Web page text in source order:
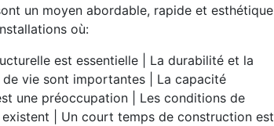
un moyen abordable, rapide et esthétique
où:
est essentielle | La durabilité et la
de vie sont importantes | La capacité
une préoccupation | Les conditions de
| Un court temps de construction est